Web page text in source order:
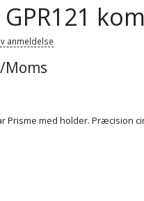
anmeldelse
Moms
Prisme med holder.